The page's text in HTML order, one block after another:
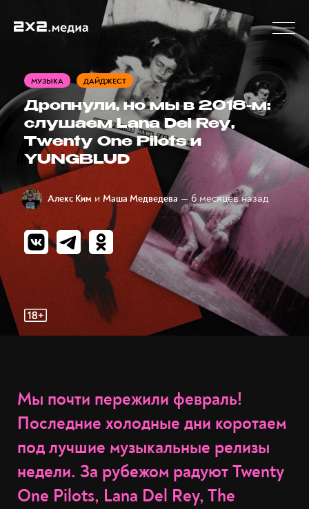
МУЗЫКА ДАЙДЖЕСТ
Дропнули, но мы в 2018-м:
слушаем Lana Del Rey,
Twenty One Pilots и
YUNGBLUD
Алекс Ким и Маша Медведева — 6 месяцев назад
Мы почти пережили февраль!
Последние холодные дни коротаем
под лучшие музыкальные релизы
недели. За рубежом радуют Twenty
One Pilots, Lana Del Rey, The